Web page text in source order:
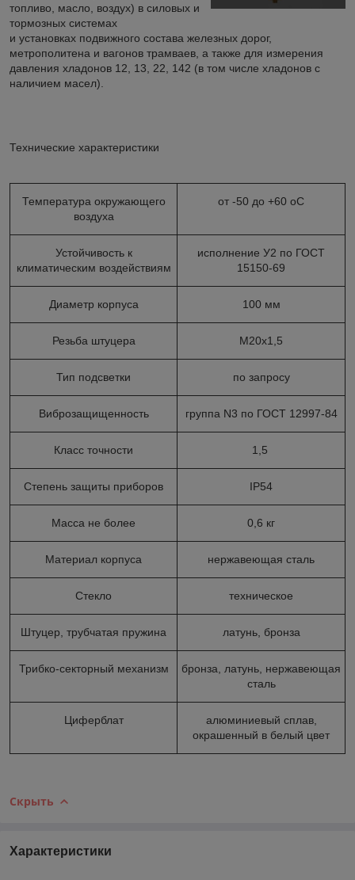
топливо, масло, воздух) в силовых и
тормозных системах
и установ­ках подвижного состава железных дорог,
метрополитена и вагонов трамваев, а также для измерения
давления хладонов 12, 13, 22, 142 (в том числе хладонов с
наличием масел).
Технические характеристики
Температура окружающего
воздуха
от -50 до +60 оС
Устойчивость к
климатическим воздействиям
исполнение У2 по ГОСТ
15150-69
Диаметр корпуса 100 мм
Резьба штуцера М20х1,5
Тип подсветки по запросу
Виброзащищенность группа N3 по ГОСТ 12997-84
Класс точности 1,5
Степень защиты приборов IP54
Масса не более 0,6 кг
Материал корпуса нержавеющая сталь
Стекло техническое
Штуцер, трубчатая пружина латунь, бронза
Трибко-секторный механизм
бронза, латунь, нержавеющая
сталь
Циферблат
алюминиевый сплав,
окрашенный в белый цвет
Скрыть
Характеристики